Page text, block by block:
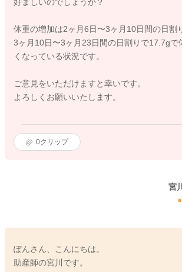
体重の増加は2ヶ月6日〜3ヶ月10日間の日割
3ヶ月10日〜3ヶ月23日間の日割りで17.7gで
くなっている状況です。
ご意見をいただけますと幸いです。
よろしくお願いいたします。
0クリップ
宮
ぽんさん、こんにちは。
助産師の宮川です。